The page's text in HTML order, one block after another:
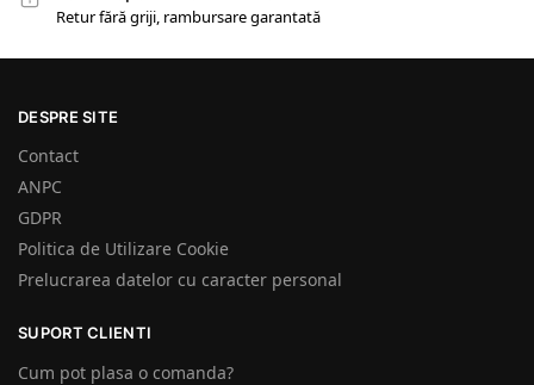
Retur fără griji, rambursare garantată
DESPRE SITE
Contact
ANPC
GDPR
Politica de Utilizare Cookie
Prelucrarea datelor cu caracter personal
SUPORT CLIENTI
Cum pot plasa o comanda?